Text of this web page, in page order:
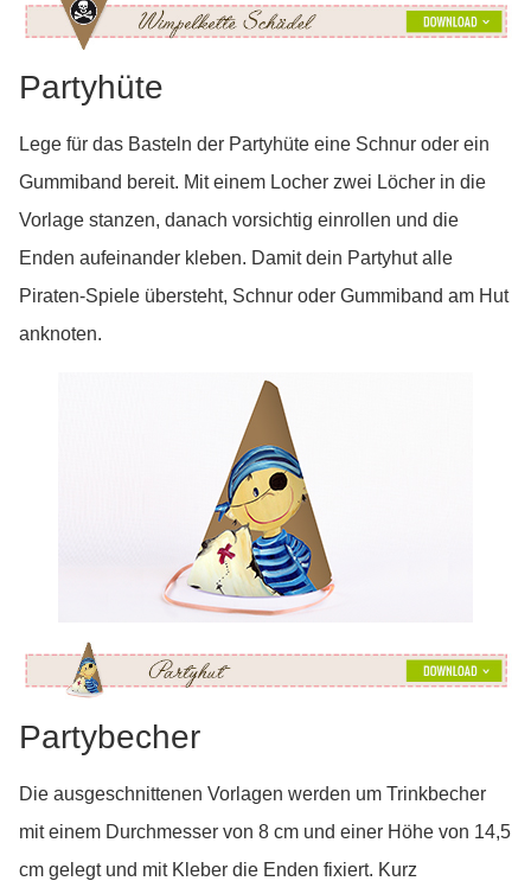
Partyhüte
Lege für das Basteln der Partyhüte eine Schnur oder ein
Gummiband bereit. Mit einem Locher zwei Löcher in die
Vorlage stanzen, danach vorsichtig einrollen und die
Enden aufeinander kleben. Damit dein Partyhut alle
Piraten-Spiele übersteht, Schnur oder Gummiband am Hut
anknoten.
Partybecher
Die ausgeschnittenen Vorlagen werden um Trinkbecher
mit einem Durchmesser von 8 cm und einer Höhe von 14,5
cm gelegt und mit Kleber die Enden fixiert. Kurz